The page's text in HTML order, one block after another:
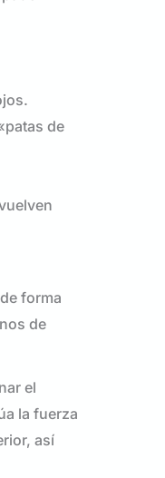
de
forma
de
el
la fuerza
así